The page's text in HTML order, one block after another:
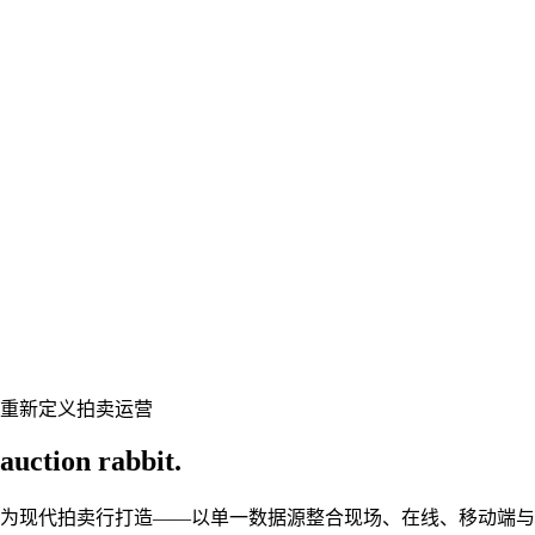
重新定义拍卖运营
auction rabbit.
为现代拍卖行打造——以单一数据源整合现场、在线、移动端